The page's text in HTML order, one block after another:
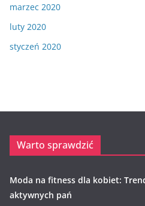
marzec 2020
luty 2020
styczeń 2020
Warto sprawdzić
Moda na fitness dla kobiet:
aktywnych pań